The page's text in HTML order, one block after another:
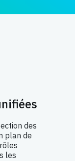
des
plan de
les